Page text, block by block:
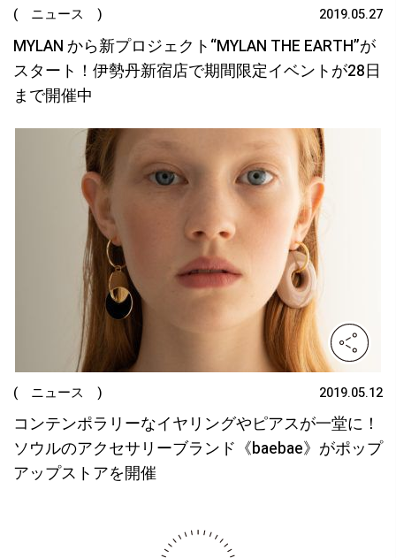
( ニュース ) 2019.05.27
MYLAN から新プロジェクト“MYLAN THE EARTH”が
スタート！伊勢丹新宿店で期間限定イベントが28日
まで開催中
( ニュース ) 2019.05.12
コンテンポラリーなイヤリングやピアスが一堂に！
ソウルのアクセサリーブランド《baebae》がポップ
アップストアを開催